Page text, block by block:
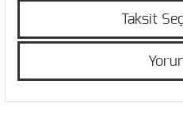
Taksit